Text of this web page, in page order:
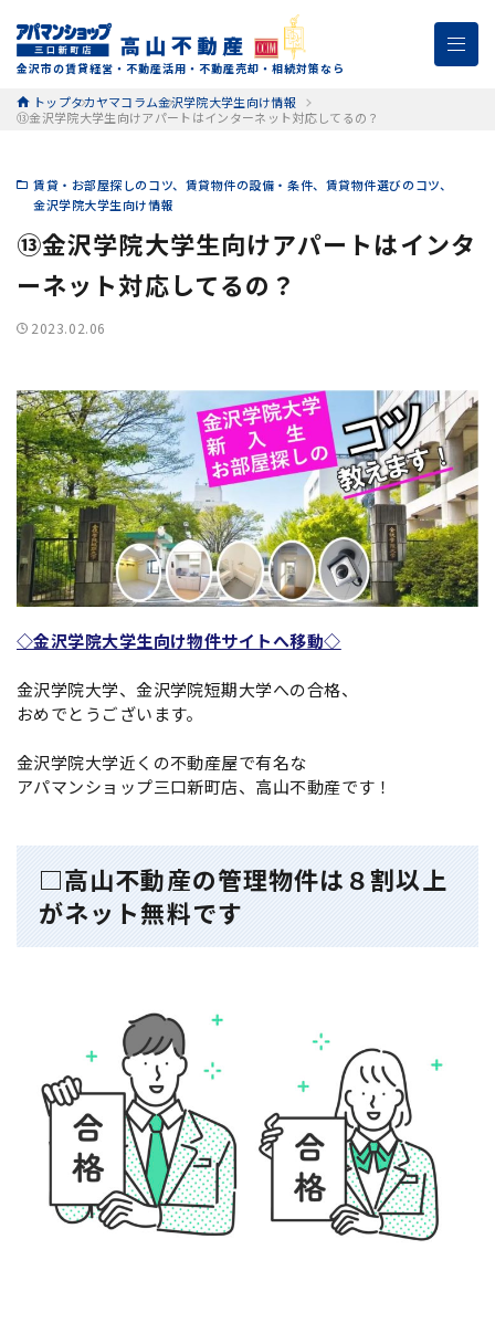
金沢市の賃貸経営・不動産活用・不動産売却・相続対策なら
トップタカヤマコラム金沢学院大学生向け情報
⑬金沢学院大学生向けアパートはインターネット対応してるの？
賃貸・お部屋探しのコツ 賃貸物件の設備・条件
賃貸物件選びのコツ
金沢学院大学生向け情報
⑬金沢学院大学生向けアパートはインタ
ーネット対応してるの？
2023.02.06
◇金沢学院大学生向け物件サイトへ移動◇
金沢学院大学、金沢学院短期大学への合格、
おめでとうございます。
金沢学院大学近くの不動産屋で有名な
アパマンショップ三口新町店、高山不動産です！
□高山不動産の管理物件は８割以上
がネット無料です